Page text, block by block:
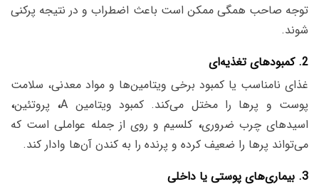
توجه صاحب همگی ممکن است باعث اضطراب و در نتیجه پرکنی
شوند.
2. کمبودهای تغذیه‌ای
غذای نامناسب یا کمبود برخی ویتامین‌ها و مواد معدنی، سلامت
پوست و پرها را مختل می‌کند. کمبود ویتامین A
، پروتئین،
اسیدهای چرب ضروری، کلسیم و روی از جمله عواملی است که
می‌تواند پرها را ضعیف کرده و پرنده را به کندن آن‌ها وادار کند.
3. بیماری‌های پوستی یا داخلی